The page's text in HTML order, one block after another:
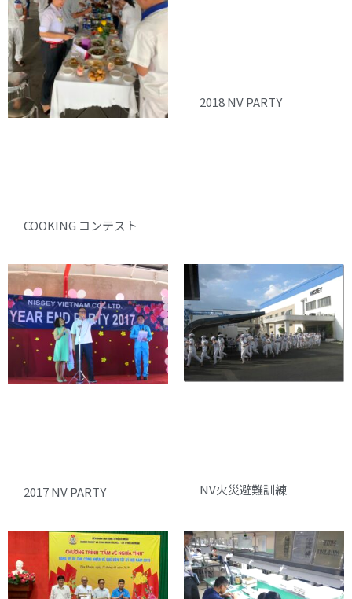
COOKING コンテスト
2018 NV PARTY
2017 NV PARTY NV火災避難訓練